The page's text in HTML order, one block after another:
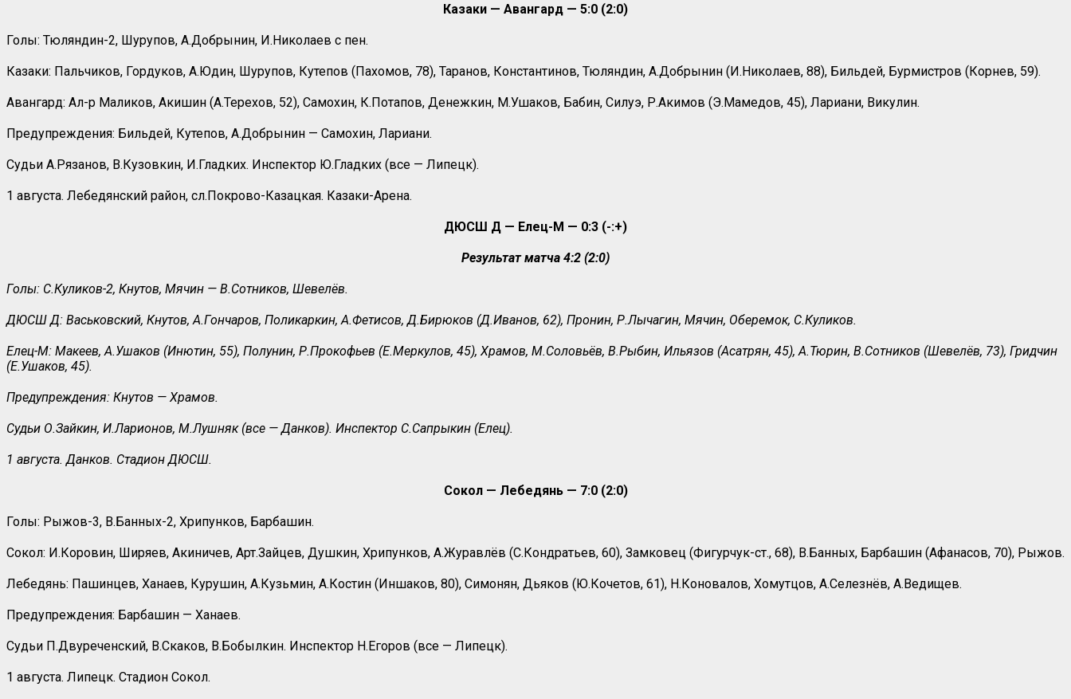
Казаки — Авангард — 5:0 (2:0)
Голы: Тюляндин-2, Шурупов, А.Добрынин, И.Николаев с пен.
Казаки: Пальчиков, Гордуков, А.Юдин, Шурупов, Кутепов (Пахомов, 78), Таранов, Константинов, Тюляндин, А.Добрынин (И.Николаев, 88), Бильдей, Бурмистров (Корнев, 59).
Авангард: Ал-р Маликов, Акишин (А.Терехов, 52), Самохин, К.Потапов, Денежкин, М.Ушаков, Бабин, Силуэ, Р.Акимов (Э.Мамедов, 45), Лариани, Викулин.
Предупреждения: Бильдей, Кутепов, А.Добрынин — Самохин, Лариани.
Судьи А.Рязанов, В.Кузовкин, И.Гладких. Инспектор Ю.Гладких (все — Липецк).
1 августа. Лебедянский район, сл.Покрово-Казацкая. Казаки-Арена.
ДЮСШ Д — Елец-М — 0:3 (-:+)
Результат матча 4:2 (2:0)
Голы: С.Куликов-2, Кнутов, Мячин — В.Сотников, Шевелёв.
ДЮСШ Д: Васьковский, Кнутов, А.Гончаров, Поликаркин, А.Фетисов, Д.Бирюков (Д.Иванов, 62), Пронин, Р.Лычагин, Мячин, Оберемок, С.Куликов.
Елец-М: Макеев, А.Ушаков (Инютин, 55), Полунин, Р.Прокофьев (Е.Меркулов, 45), Храмов, М.Соловьёв, В.Рыбин, Ильязов (Асатрян, 45), А.Тюрин, В.Сотников (Шевелёв, 73), Гридчин
(Е.Ушаков, 45).
Предупреждения: Кнутов — Храмов.
Судьи О.Зайкин, И.Ларионов, М.Лушняк (все — Данков). Инспектор С.Сапрыкин (Елец).
1 августа. Данков. Стадион ДЮСШ.
Сокол — Лебедянь — 7:0 (2:0)
Голы: Рыжов-3, В.Банных-2, Хрипунков, Барбашин.
Сокол: И.Коровин, Ширяев, Акиничев, Арт.Зайцев, Душкин, Хрипунков, А.Журавлёв (С.Кондратьев, 60), Замковец (Фигурчук-ст., 68), В.Банных, Барбашин (Афанасов, 70), Рыжов.
Лебедянь: Пашинцев, Ханаев, Курушин, А.Кузьмин, А.Костин (Иншаков, 80), Симонян, Дьяков (Ю.Кочетов, 61), Н.Коновалов, Хомутцов, А.Селезнёв, А.Ведищев.
Предупреждения: Барбашин — Ханаев.
Судьи П.Двуреченский, В.Скаков, В.Бобылкин. Инспектор Н.Егоров (все — Липецк).
1 августа. Липецк. Стадион Сокол.